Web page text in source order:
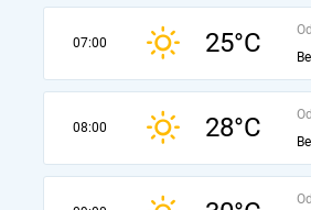
07:00 25°C
08:00 28°C